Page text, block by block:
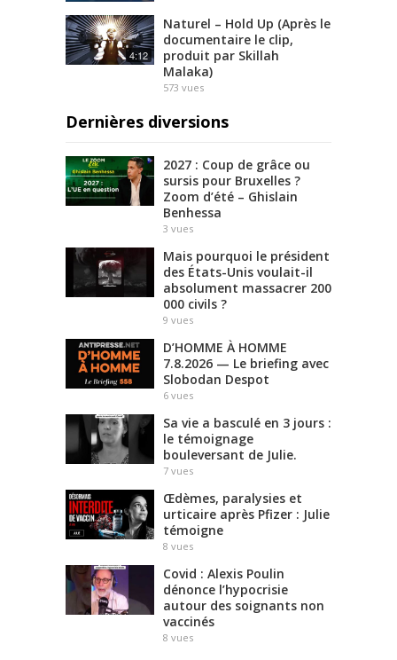
4:12
Naturel – Hold Up (Après le
documentaire le clip,
produit par Skillah
Malaka)
573 vues
Dernières diversions
2027 : Coup de grâce ou
sursis pour Bruxelles ?
Zoom d’été – Ghislain
Benhessa
3 vues
Mais pourquoi le président
des États-Unis voulait-il
absolument massacrer 200
000 civils ?
9 vues
D’HOMME À HOMME
7.8.2026 — Le briefing avec
Slobodan Despot
6 vues
Sa vie a basculé en 3 jours :
le témoignage
bouleversant de Julie.
7 vues
Œdèmes, paralysies et
urticaire après Pfizer : Julie
témoigne
8 vues
Covid : Alexis Poulin
dénonce l’hypocrisie
autour des soignants non
vaccinés
8 vues